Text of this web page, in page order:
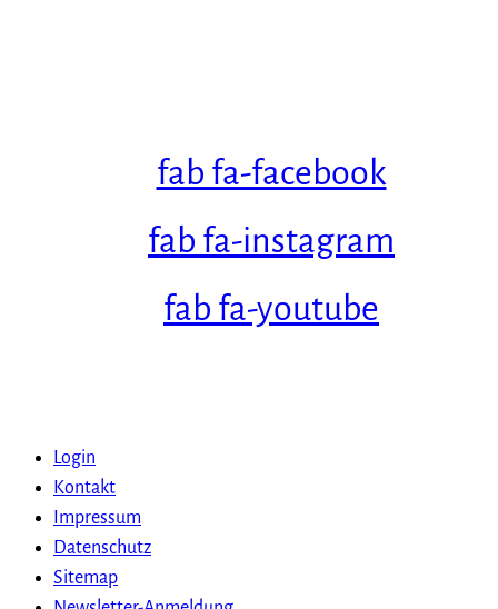
fab fa-facebook
fab fa-instagram
fab fa-youtube
Login
Kontakt
Impressum
Datenschutz
Sitemap